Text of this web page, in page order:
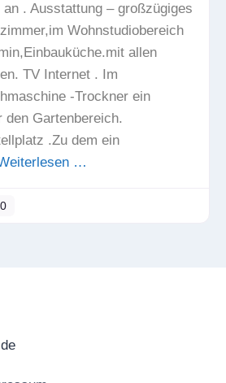
. Ausstattung – großzügiges
Wohnstudiobereich
allen
TV Internet . Im
-Trockner ein
Gartenbereich.
.Zu dem ein
…